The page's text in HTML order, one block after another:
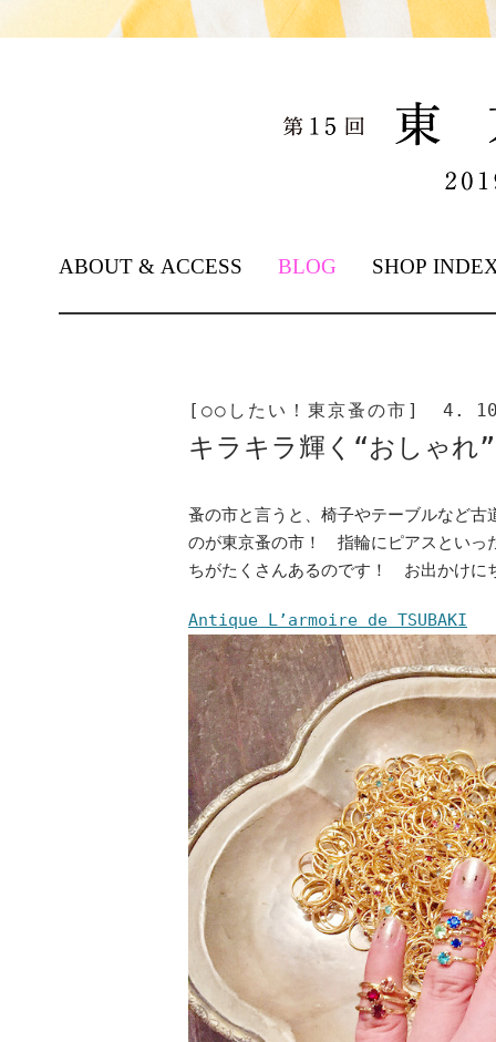
ABOUT & ACCESS BLOG SHOP
[○○したい！東京蚤の市] 4.
キラキラ輝く“おしゃれ
蚤の市と言うと、椅子やテーブルなど
のが東京蚤の市！ 指輪にピアスといっ
ちがたくさんあるのです！ お出かけに
Antique L’armoire de TSUBAKI